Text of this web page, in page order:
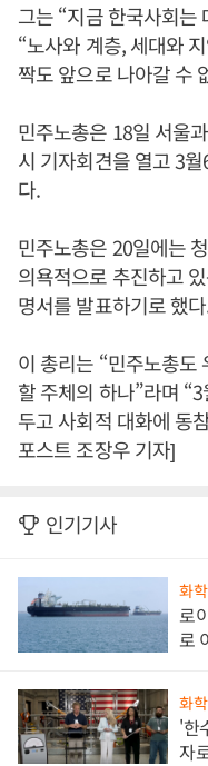
그는 “지금 한국사회는
“노사와 계층, 세대와
짝도 앞으로 나아갈 수
민주노총은 18일 서울
시 기자회견을 열고 3
다.
민주노총은 20일에는
의욕적으로 추진하고
명서를 발표하기로 했
이 총리는 “민주노총도
할 주체의 하나”라며
두고 사회적 대화에 동
포스트 조장우 기자]
인기기사
화
로
로
화
'한
자